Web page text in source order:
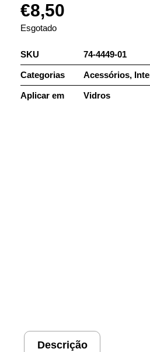
€8,50
Esgotado
SKU 74-4449-01
Categorias Acessórios,
Aplicar em Vidros
Descrição